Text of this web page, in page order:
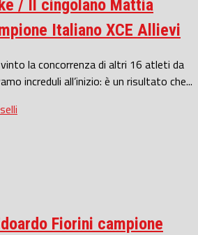
/ Il cingolano Mattia
Italiano XCE Allievi
la concorrenza di altri 16 atleti da
increduli all’inizio: è un risultato che...
Fiorini campione